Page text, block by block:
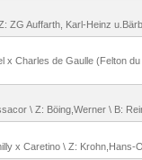
ZG Auffarth, Karl-Heinz
x Charles de Gaulle (Felton
\ Z: Böing,Werner \ B:
x Caretino \ Z: Krohn,Hans-